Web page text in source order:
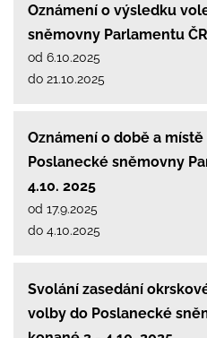
Oznámení o výsledku
sněmovny Parlamentu
od 6.10.2025
do 21.10.2025
Oznámení o době a
Poslanecké sněmovny
4.10. 2025
od 17.9.2025
do 4.10.2025
Svolání zasedání
volby do Poslanecké